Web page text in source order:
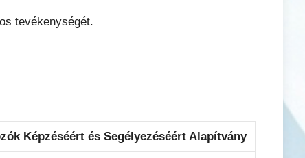
tevékenységét.
Képzéséért és Segélyezéséért Alapítvány